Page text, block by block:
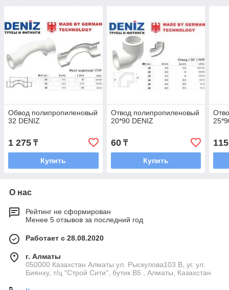
Обвод полипропиленовый
32 DENIZ
1 275 ₸
Купить
Отвод полипропиленовый
20*90 DENIZ
60₸
Купить
115
О нас
Рейтинг не сформирован
Менее 5 отзывов за последний год
Работает с 28.08.2020
г. Алматы
050000 Казахстан Алматы ул. Рыскулова103 В, уг. ул.
Биянху, т/ц "Строй Сити", бутик В5 , Алматы, Казахстан